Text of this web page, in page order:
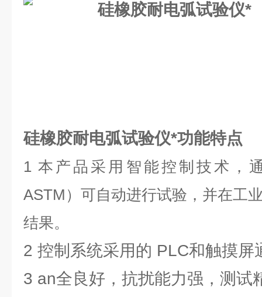
硅橡胶耐电弧试验仪*功能特点
1 本产品采用智能控制技术，
ASTM）可自动进行试验，并在工
结果。
2 控制系统采用的 PLC和触摸屏
3 an全良好，抗扰能力强，测试